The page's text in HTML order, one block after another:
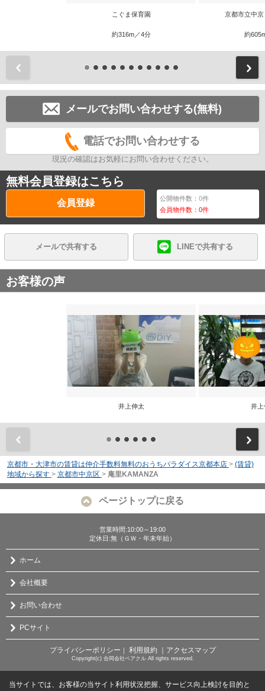
こぐま保育園
約316m／4分
京都市立中
約
メールでお問い合わせする(無料)
電話でお問い合わせする
現況の確認はお気軽にお問い合わせください。
無料会員登録はこちら
会員登録 公開物件数：0件
会員物件数：0件
メールで共有する LINEで共有する
お客様の声
井上伸太 井上
京都市・大津市の賃貸は仲介手数料無料のおうちパラダイス京都本店 > (賃貸)
地域から探す > 京都市中京区 > 庵里KAMANZA
ページトップに戻る
営業時間:10:00～19:00
定休日:無（ＧＷ・年末年始）
ホーム
会社概要
お問い合わせ
PCサイト
プライバシーポリシー 利用規約 ｜アクセスマップ
Copyright(c) 合同会社ベアクル All rights reserved.
当サイトでは、お客様の当サイト利用状況把握、サービス向上検討を目的と